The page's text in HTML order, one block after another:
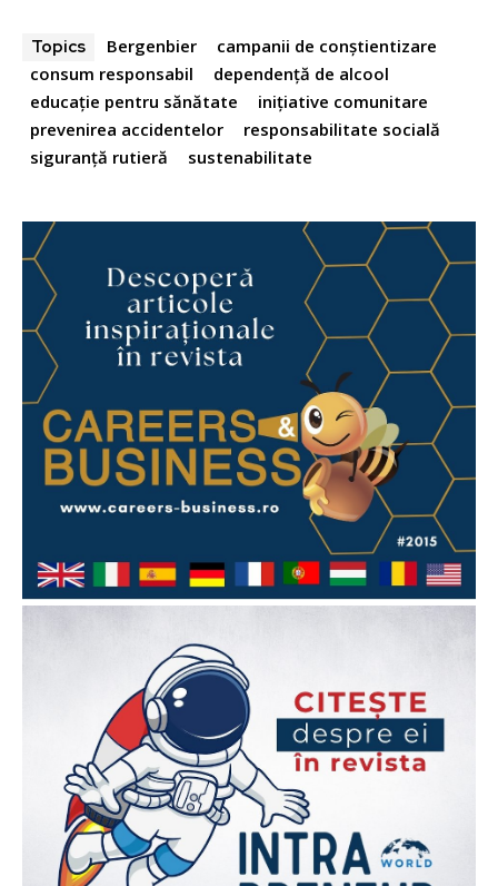
Topics Bergenbier
campanii de conștientizare
consum responsabil
dependență de alcool
educație pentru sănătate
inițiative comunitare
prevenirea accidentelor
responsabilitate socială
siguranță rutieră
sustenabilitate